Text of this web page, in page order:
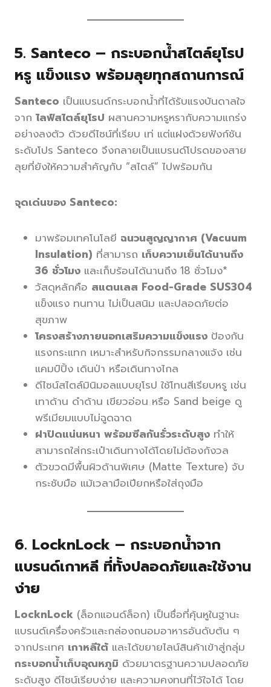
5. Santeco – กระบอกน้ำสไตล์ยุโรป
หรู แข็งแรง พร้อมลุยทุกสถานการณ์
Santeco เป็นแบรนด์กระบอกน้ำที่ได้รับแรงบันดาลใจ
จาก ไลฟ์สไตล์ยุโรป ผสานความหรูหรากับความแกร่ง
อย่างลงตัว ด้วยดีไซน์ที่เรียบ เท่ แต่แฝงด้วยฟังก์ชัน
ระดับโปร Santeco จึงกลายเป็นแบรนด์โปรดของสาย
ลุยที่ยังให้ความสำคัญกับ “สไตล์” ไปพร้อมกัน
จุดเด่นของ Santeco:
มาพร้อมเทคโนโลยี ฉนวนสูญญากาศ (Vacuum
Insulation) ที่สามารถ เก็บความเย็นได้นานถึง
36 ชั่วโมง และเก็บร้อนได้นานถึง 18 ชั่วโมง*
วัสดุหลักคือ สแตนเลส Food-Grade SUS304
แข็งแรง ทนทาน ไม่เป็นสนิม และปลอดภัยต่อ
สุขภาพ
โครงสร้างภายนอกเสริมความแข็งแรง ป้องกัน
แรงกระแทก เหมาะสำหรับกิจกรรมกลางแจ้ง เช่น
แคมป์ปิ้ง เดินป่า หรือเดินทางไกล
ดีไซน์สไตล์มินิมอลแบบยุโรป ใช้โทนสีเรียบหรู เช่น
เทาด้าน ดำด้าน เขียวอ่อน หรือ Sand beige ดู
พรีเมียมแบบไม่ฉูดฉาด
ฝาปิดแน่นหนา พร้อมซีลกันรั่วระดับสูง ทำให้
สามารถใส่กระเป๋าเดินทางได้โดยไม่ต้องกังวล
ตัวขวดมีพื้นผิวด้านพิเศษ (Matte Texture) จับ
กระชับมือ แม้เวลามือเปียกหรือใส่ถุงมือ
6. LocknLock – กระบอกน้ำจาก
แบรนด์เกาหลี ที่ทั้งปลอดภัยและใช้งาน
ง่าย
LocknLock (ล็อกแอนด์ล็อก) เป็นชื่อที่คุ้นหูในฐานะ
แบรนด์เครื่องครัวและกล่องถนอมอาหารอันดับต้น ๆ
จากประเทศ เกาหลีใต้ และได้ขยายไลน์สินค้าเข้าสู่กลุ่ม
กระบอกน้ำเก็บอุณหภูมิ ด้วยมาตรฐานความปลอดภัย
ระดับสูง ดีไซน์เรียบง่าย และความคงทนที่ไว้ใจได้ โดย